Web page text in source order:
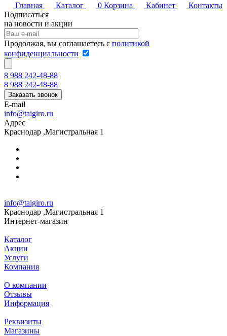
Главная
Каталог 0 Корзина Кабинет
Контакты
Подписаться
на новости и акции
Продолжая, вы соглашаетесь с политикой
конфиденциальности
8 988 242-48-88
8 988 242-48-88
Заказать звонок
E-mail
info@taigiro.ru
Адрес
Краснодар ,Магистральная 1
info@taigiro.ru
Краснодар ,Магистральная 1
Интернет-магазин
Каталог
Акции
Услуги
Компания
О компании
Отзывы
Информация
Реквизиты
Магазины